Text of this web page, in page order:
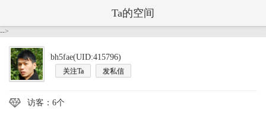
Ta的空间
-->
bh5fae(UID:415796)
关注Ta 发私信
访客：6个